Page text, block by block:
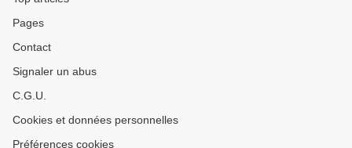
Pages
Contact
Signaler un abus
C.G.U.
Cookies et données personnelles
Préférences cookies